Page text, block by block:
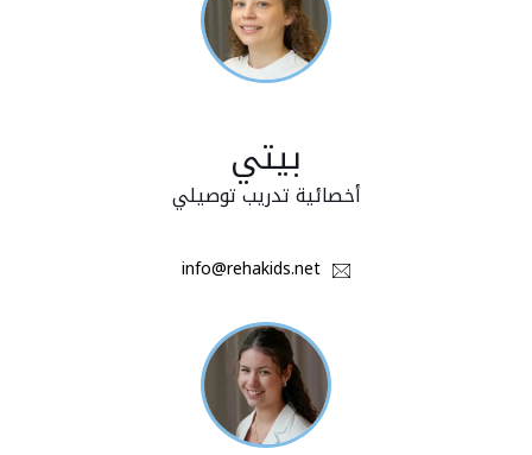
بيتي
أخصائية تدريب توصيلي
info@rehakids.net